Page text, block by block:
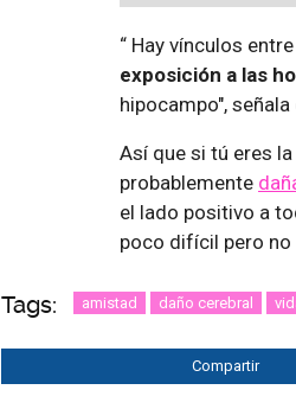
“ Hay vínculos
exposición a las
hipocampo",
Así que si tú eres
probablemente
el lado positivo a
poco difícil pero no
Tags: amistad daño cerebral
Compartir